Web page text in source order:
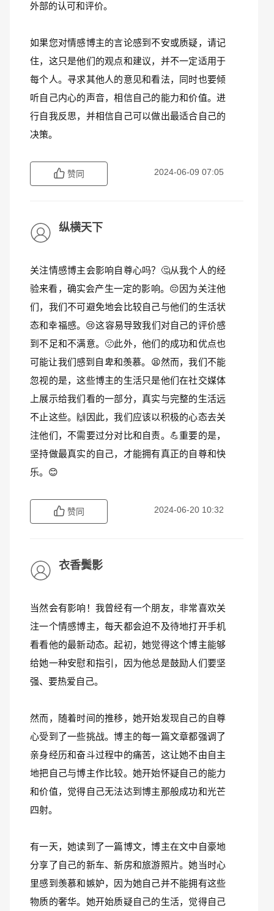
外部的认可和评价。
如果您对情感博主的言论感到不安或质疑，请记
住，这只是他们的观点和建议，并不一定适用于
每个人。寻求其他人的意见和看法，同时也要倾
听自己内心的声音，相信自己的能力和价值。进
行自我反思，并相信自己可以做出最适合自己的
决策。
赞同 2024-06-09 07:05
纵横天下
关注情感博主会影响自尊心吗？🤔从我个人的经
验来看，确实会产生一定的影响。😔因为关注他
们，我们不可避免地会比较自己与他们的生活状
态和幸福感。😢这容易导致我们对自己的评价感
到不足和不满意。🙁此外，他们的成功和优点也
可能让我们感到自卑和羡慕。😫然而，我们不能
忽视的是，这些博主的生活只是他们在社交媒体
上展示给我们看的一部分，真实与完整的生活远
不止这些。🙌因此，我们应该以积极的心态去关
注他们，不需要过分对比和自责。💪重要的是，
坚持做最真实的自己，才能拥有真正的自尊和快
乐。😊
赞同 2024-06-20 10:32
衣香鬓影
当然会有影响！我曾经有一个朋友，非常喜欢关
注一个情感博主，每天都会迫不及待地打开手机
看看他的最新动态。起初，她觉得这个博主能够
给她一种安慰和指引，因为他总是鼓励人们要坚
强、要热爱自己。
然而，随着时间的推移，她开始发现自己的自尊
心受到了一些挑战。博主的每一篇文章都强调了
亲身经历和奋斗过程中的痛苦，这让她不由自主
地把自己与博主作比较。她开始怀疑自己的能力
和价值，觉得自己无法达到博主那般成功和光芒
四射。
有一天，她读到了一篇博文，博主在文中自豪地
分享了自己的新车、新房和旅游照片。她当时心
里感到羡慕和嫉妒，因为她自己并不能拥有这些
物质的奢华。她开始质疑自己的生活，觉得自己